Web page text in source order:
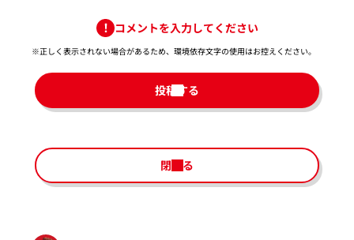
コメントを入力してください
※正しく表示されない場合があるため、環境依存文字の使用はお控えください。​
投稿する
閉じる